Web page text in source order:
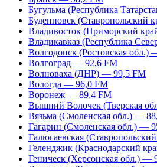
Бугульма (Республика
Буденновск (Ставропольский
Владивосток (Приморский
Владикавказ (Республика
Волгодонск (Ростовская обл.)
Волгоград — 92,6 FM
Волноваха (ДНР) — 99,5 FM
Вологда — 96,0 FM
Воронеж — 89,4 FM
Вышний Волочек (Тверская
Вязьма (Смоленская обл.) —
Гагарин (Смоленская обл.) —
Галюгаевская
Геленджик (Краснодарский
Геническ (Херсонская обл.) —